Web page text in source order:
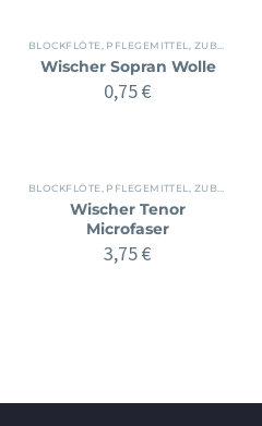
BLOCKFLÖTE PFLEGEMITTEL ZUBEHÖR
Wischer Sopran Wolle
0,75€
BLOCKFLÖTE PFLEGEMITTEL ZUBEHÖR
Wischer Tenor
Microfaser
3,75€